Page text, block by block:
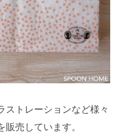
ストレーションなど様々
売しています。